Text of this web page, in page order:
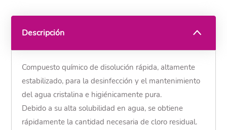
Descripción
Compuesto químico de disolución rápida, altamente
estabilizado, para la desinfección y el mantenimiento
del agua cristalina e higiénicamente pura.
Debido a su alta solubilidad en agua, se obtiene
rápidamente la cantidad necesaria de cloro residual.